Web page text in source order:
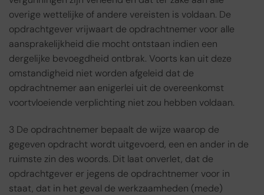
overige wettelijke of andere vereisten is voldaan. De
opdrachtgever vrijwaart de opdrachtnemer voor alle
aansprakelijkheid die mocht ontstaan indien een
dergelijke bevoegdheid ontbrak. Voorts kan uit deze
omstandigheid niet worden afgeleid dat de
opdrachtnemer aan enigerlei uit de overeenkomst
voortvloeiende verplichting niet zou hebben voldaan.
3 De opdrachtnemer bepaalt de wijze waarop de
gegeven opdracht wordt uitgevoerd, een en ander in de
ruimste zin des woords. Dit laat onverlet, dat de
opdrachtgever er jegens de opdrachtnemer voor in
staat, dat in het geval de werkzaamheden (mede)